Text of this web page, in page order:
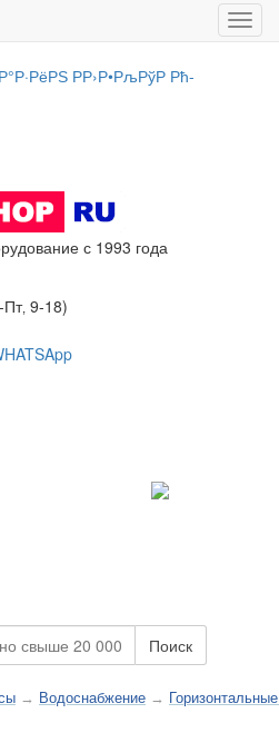
с 1993 года
9-18)
Поиск
→ Водоснабжение →